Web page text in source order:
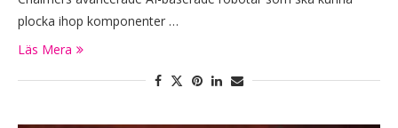
plocka ihop komponenter …
Läs Mera